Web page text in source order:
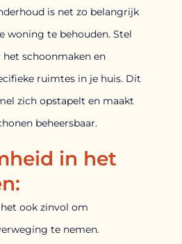
is net zo belangrijk
woning te behouden. Stel
schoonmaken en
ruimtes in je huis. Dit
zich opstapelt en maakt
beheersbaar.
in het
ook zinvol om
te nemen.